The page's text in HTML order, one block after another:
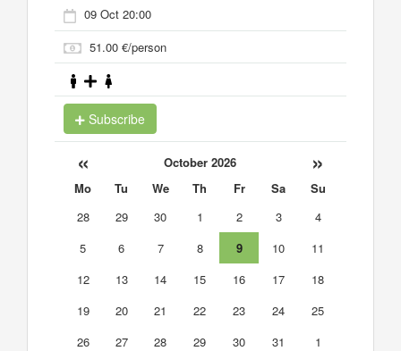
09 Oct 20:00
51.00 €/person
Subscribe
« October 2026 »
Mo Tu We Th Fr Sa
Su
28
29 30 1 2 3
4
5
6 7 8 9 10
11
12
13 14 15 16 17
18
19
20 21 22 23 24
25
26
27 28 29 30 31
1